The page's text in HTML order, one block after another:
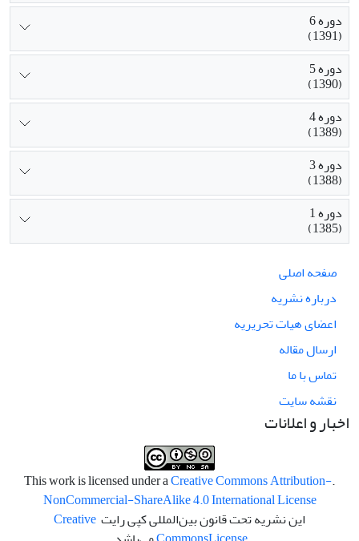
دوره 6
(1391)
دوره 5
(1390)
دوره 4
(1389)
دوره 3
(1388)
دوره 1
(1385)
صفحه اصلی
درباره نشریه
اعضای هیات تحریریه
ارسال مقاله
تماس با ما
نقشه سایت
اخبار و اعلانات
.This work is licensed under a
Creative Commons Attribution-
NonCommercial-ShareAlike 4.0 International License
این نشریه تحت قانون بین‌المللی کپی رایت Creative